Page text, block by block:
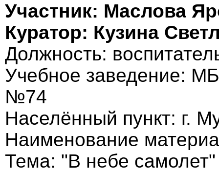
Участник: Маслова
Куратор: Кузина
Должность:
Учебное заведение:
№74
Населённый пункт: г.
Наименование
Тема: "В небе самолет"